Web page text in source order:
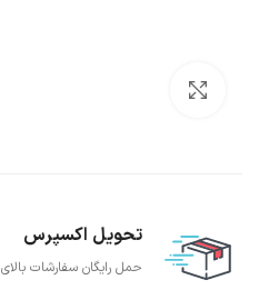
تحویل اکسپرس
حمل رایگان سفارشات بالای 1 میلیون تومان